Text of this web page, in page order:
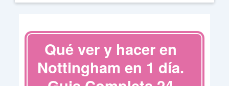
Qué ver y hacer en
Nottingham en 1 día.